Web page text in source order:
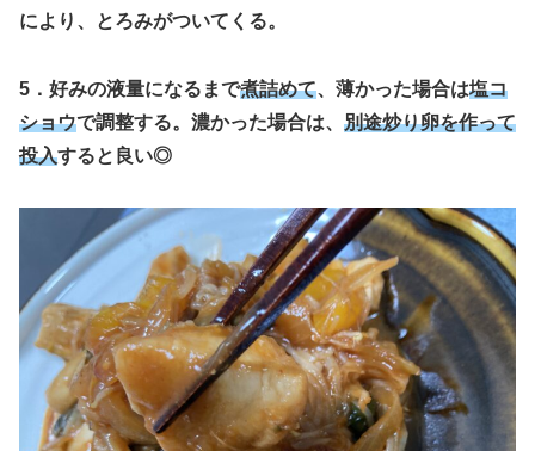
により、とろみがついてくる。
5．好みの液量になるまで煮詰めて、薄かった場合は塩コ
ショウで調整する。濃かった場合は、 別途炒り卵を作って
投入すると良い◎